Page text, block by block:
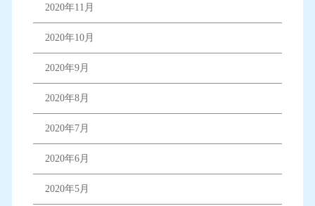
2020年11月
2020年10月
2020年9月
2020年8月
2020年7月
2020年6月
2020年5月